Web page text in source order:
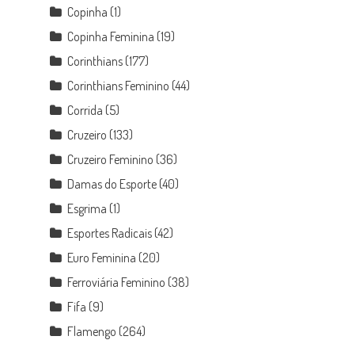
Copinha (1)
Copinha Feminina (19)
Corinthians (177)
Corinthians Feminino (44)
Corrida (5)
Cruzeiro (133)
Cruzeiro Feminino (36)
Damas do Esporte (40)
Esgrima (1)
Esportes Radicais (42)
Euro Feminina (20)
Ferroviária Feminino (38)
Fifa (9)
Flamengo (264)